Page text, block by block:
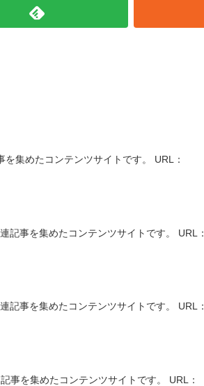
集めたコンテンツサイトです。 URL：
記事を集めたコンテンツサイトです。 URL：
記事を集めたコンテンツサイトです。 URL：
事を集めたコンテンツサイトです。 URL：